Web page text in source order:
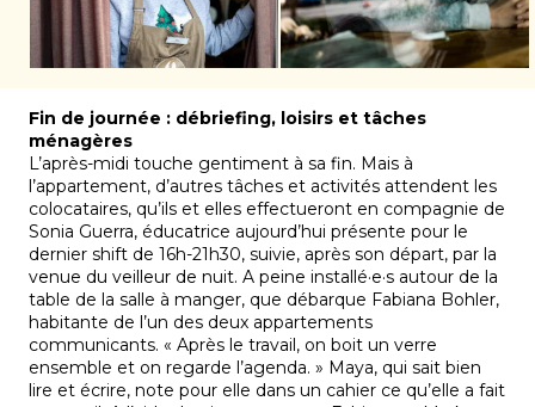
Fin de journée : débriefing, loisirs et tâches
ménagères
L’après-midi touche gentiment à sa fin. Mais à
l’appartement, d’autres tâches et activités attendent les
colocataires, qu’ils et elles effectueront en compagnie de
Sonia Guerra, éducatrice aujourd’hui présente pour le
dernier shift de 16h-21h30, suivie, après son départ, par la
venue du veilleur de nuit. A peine installé·e·s autour de la
table de la salle à manger, que débarque Fabiana Bohler,
habitante de l’un des deux appartements
communicants. « Après le travail, on boit un verre
ensemble et on regarde l’agenda. » Maya, qui sait bien
lire et écrire, note pour elle dans un cahier ce qu’elle a fait